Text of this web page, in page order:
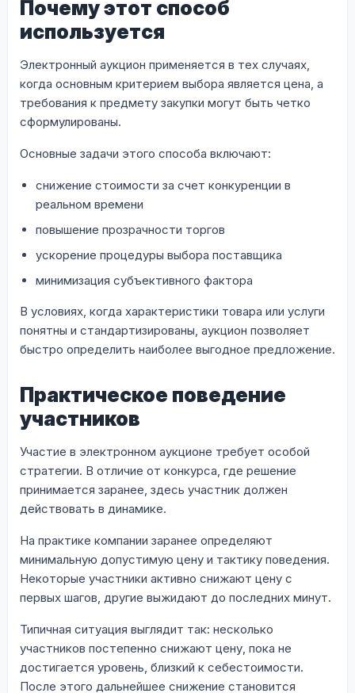
Почему этот способ
используется
Электронный аукцион применяется в тех случаях,
когда основным критерием выбора является цена, а
требования к предмету закупки могут быть четко
сформулированы.
Основные задачи этого способа включают:
снижение стоимости за счет конкуренции в
реальном времени
повышение прозрачности торгов
ускорение процедуры выбора поставщика
минимизация субъективного фактора
В условиях, когда характеристики товара или услуги
понятны и стандартизированы, аукцион позволяет
быстро определить наиболее выгодное предложение.
Практическое поведение
участников
Участие в электронном аукционе требует особой
стратегии. В отличие от конкурса, где решение
принимается заранее, здесь участник должен
действовать в динамике.
На практике компании заранее определяют
минимальную допустимую цену и тактику поведения.
Некоторые участники активно снижают цену с
первых шагов, другие выжидают до последних минут.
Типичная ситуация выглядит так: несколько
участников постепенно снижают цену, пока не
достигается уровень, близкий к себестоимости.
После этого дальнейшее снижение становится